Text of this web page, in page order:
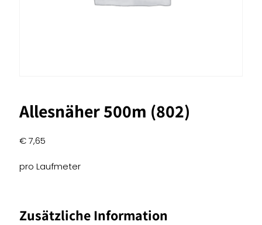
Allesnäher 500m (802)
€7,65
pro Laufmeter
Zusätzliche Information